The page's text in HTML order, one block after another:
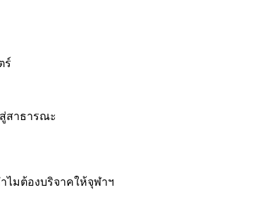
ร์
สาธารณะ
ไมต้องบริจาคให้จุฬาฯ